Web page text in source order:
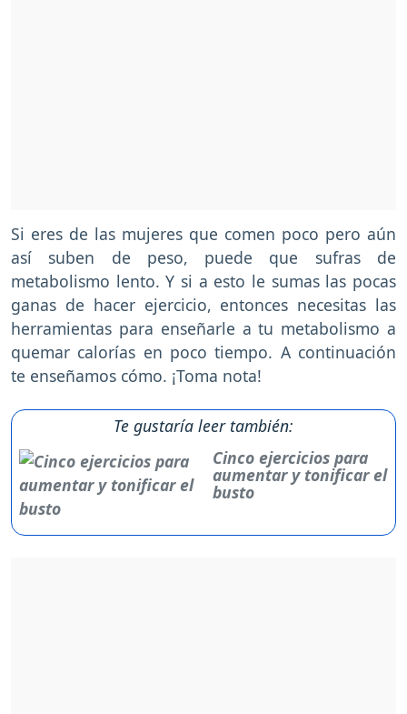
Si eres de las mujeres que comen poco pero aún
así suben de peso, puede que sufras de
metabolismo lento. Y si a esto le sumas las pocas
ganas de hacer ejercicio, entonces necesitas las
herramientas para enseñarle a tu metabolismo a
quemar calorías en poco tiempo. A continuación
te enseñamos cómo. ¡Toma nota!
Te gustaría leer también:
Cinco ejercicios para
aumentar y tonificar el
busto